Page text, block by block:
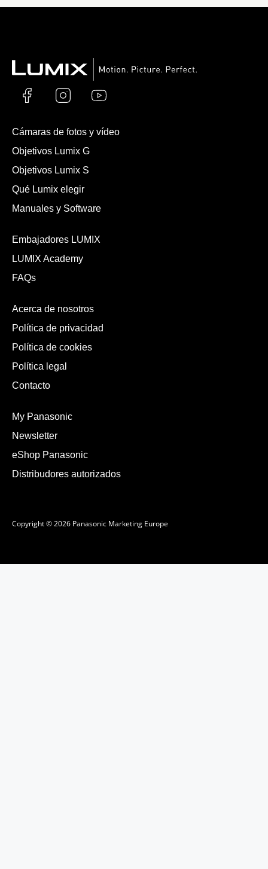
Cámaras de fotos y vídeo
Objetivos Lumix G
Objetivos Lumix S
Qué Lumix elegir
Manuales y Software
Embajadores LUMIX
LUMIX Academy
FAQs
Acerca de nosotros
Política de privacidad
Política de cookies
Política legal
Contacto
My Panasonic
Newsletter
eShop Panasonic
Distribudores autorizados
Copyright © 2026 Panasonic Marketing Europe